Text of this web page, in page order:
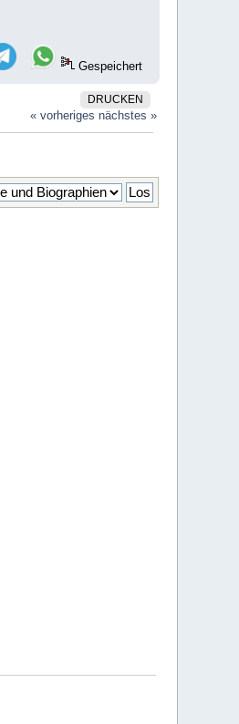
Gespeichert
DRUCKEN
« vorheriges nächstes »